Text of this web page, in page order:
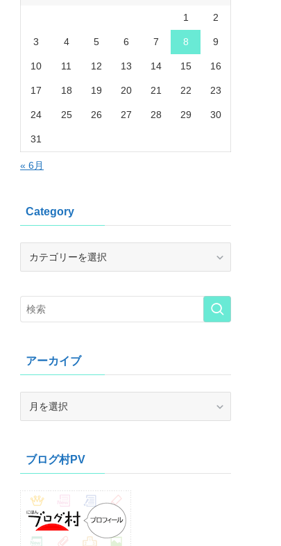
1 2
3 4 5 6 7 8 9
10 11 12 13 14 15 16
17 18 19 20 21 22 23
24 25 26 27 28 29 30
31
« 6月
Category
アーカイブ
ブブログ村PV